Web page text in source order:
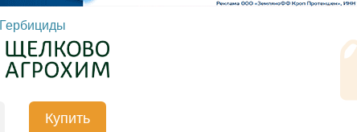
Гербициды
Купить